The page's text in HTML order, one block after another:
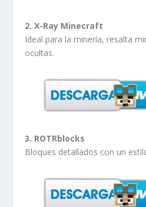
2. X-Ray Minecraft
Ideal para la minería, resalta
ocultas.
3. ROTRblocks
Bloques detallados con un